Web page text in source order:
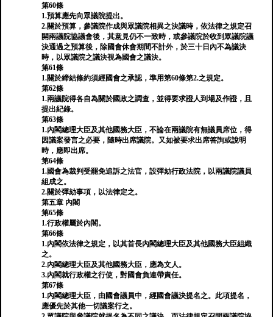
第60條
1.預算應先向眾議院提出。
2.關於預算，參議院作成與眾議院相異之決議時，依法律之規定召
開兩議院協議會後，其意見仍不一致時，或參議院於收到眾議院議
決通過之預算後，除國會休會期間不計外，於三十日內不為議決
時，以眾議院之議決視為國會之議決。
第61條
1.關於締結條約須經國會之承認，準用第60條第2.之規定。
第62條
1.兩議院得各自為關於國政之調查，並得要求證人到場及作證，且
提出紀錄。
第63條
1.內閣總理大臣及其他國務大臣，不論在兩議院有無議員席位，得
因議案發言之必要，隨時出席議院。又如被要求出席答詢或說明
時，應即出席。
第64條
1.國會為裁判受罷免追訴之法官，設彈劾行政法院，以兩議院議員
組成之。
2.關於彈劾事項，以法律定之。
第五章 內閣
第65條
1.行政權屬於內閣。
第66條
1.內閣依法律之規定，以其首長內閣總理大臣及其他國務大臣組織
之。
2.內閣總理大臣及其他國務大臣，應為文人。
3.內閣就行政權之行使，對國會負連帶責任。
第67條
1.內閣總理大臣，由國會議員中，經國會議決提名之。此項提名，
應優先於其他一切議案行之。